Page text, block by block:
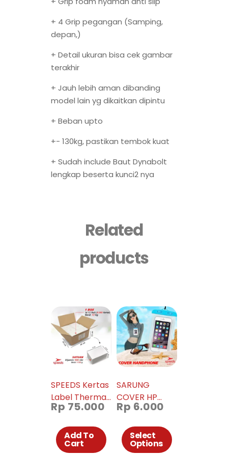
+ 4 Grip pegangan (Samping,
depan,)
+ Detail ukuran bisa cek gambar
terakhir
+ Jauh lebih aman dibanding
model lain yg dikaitkan dipintu
+ Beban upto
+- 130kg, pastikan tembok kuat
+ Sudah include Baut Dynabolt
lengkap beserta kunci2 nya
Related
products
SPEEDS Kertas
Label Thermal
Barcode
Xprinter
Rp 75.000
Add To
Cart
SARUNG
COVER HP
CASE
AIR
WATERPROOF
Rp 6.000
Select
Options